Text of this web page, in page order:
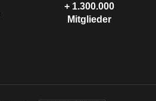
+ 1.300.000
Mitglieder